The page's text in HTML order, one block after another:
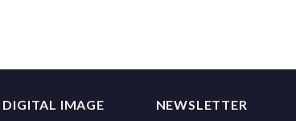
DIGITAL IMAGE NEWSLETTER